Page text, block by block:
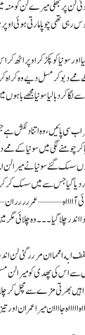
لن پر جھکی میرے لن کو
چوس رہی تھی چوپا مارتی
سونیا کو پکڑ کر اوپر اٹھ
دبو کر مسل دیے وہ کراہ
کر دبا لیا سونیا مجھے باہوں
سی پائیں، وہ اتنا دلکش
لگی میں سونیا کے ممے
گئے سونیا نے میرا لن
جس سے میں سسک کر کراہ
آااااه – – – – –
اندر چلا گیا ۔۔۔ وہ
به اممما ان مررر گئی لن
سے اس کی پھدی کو میرا لن
کراہیں بھرتی مزے سے مچل
جاااان میرا عمران اور